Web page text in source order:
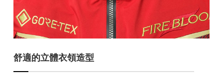
舒適的立體衣領造型